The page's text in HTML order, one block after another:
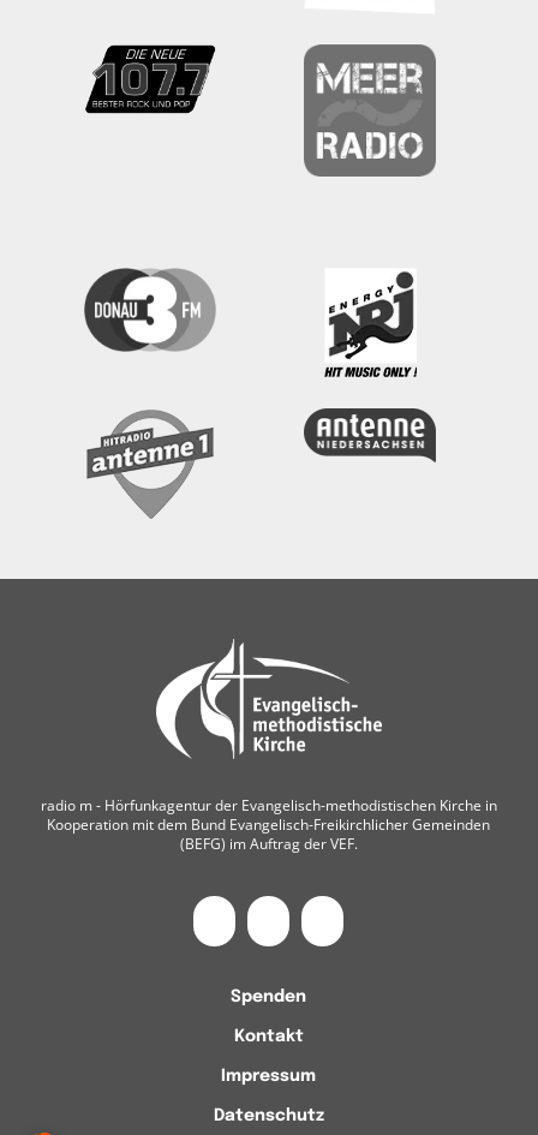
radio m ‐ Hörfunkagentur der Evangelisch-methodistischen Kirche in
Kooperation mit dem Bund Evangelisch-Freikirchlicher Gemeinden
(BEFG) im Auftrag der VEF.
Spenden
Kontakt
Impressum
Datenschutz